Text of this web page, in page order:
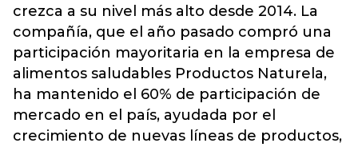
crezca a su nivel más alto desde 2014. La
compañía, que el año pasado compró una
participación mayoritaria en la empresa de
alimentos saludables Productos Naturela,
ha mantenido el 60% de participación de
mercado en el país, ayudada por el
crecimiento de nuevas líneas de productos,